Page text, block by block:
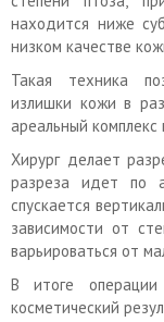
находится ниже
низком качестве
Такая техника
излишки кожи в
ареальный
Хирург делает
разреза идет по
спускается
зависимости от
варьироваться от
В итоге
косметический